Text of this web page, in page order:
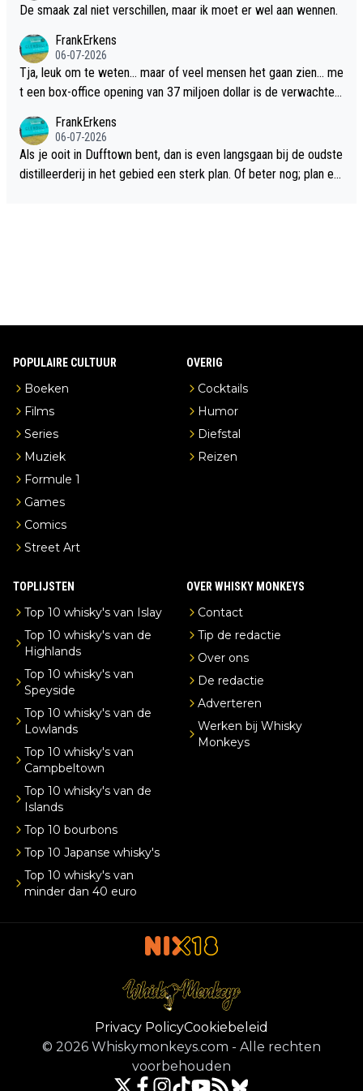
De smaak zal niet verschillen, maar ik moet er wel aan wennen.
FrankErkens
06-07-2026
Tja, leuk om te weten... maar of veel mensen het gaan zien... me
t een box-office opening van 37 miljoen dollar is de verwachte
FrankErkens
06-07-2026
Als je ooit in Dufftown bent, dan is even langsgaan bij de oudste
distilleerderij in het gebied een sterk plan. Of beter nog; plan ee
POPULAIRE CULTUUR
Boeken
Films
Series
Muziek
Formule 1
Games
Comics
Street Art
OVERIG
Cocktails
Humor
Diefstal
Reizen
TOPLIJSTEN
Top 10 whisky's van Islay
Top 10 whisky's van de
Highlands
Top 10 whisky's van
Speyside
Top 10 whisky's van de
Lowlands
Top 10 whisky's van
Campbeltown
Top 10 whisky's van de
Islands
Top 10 bourbons
Top 10 Japanse whisky's
Top 10 whisky's van
minder dan 40 euro
OVER WHISKY MONKEYS
Contact
Tip de redactie
Over ons
De redactie
Adverteren
Werken bij Whisky
Monkeys
Privacy PolicyCookiebeleid
© 2026 Whiskymonkeys.com - Alle rechten
voorbehouden